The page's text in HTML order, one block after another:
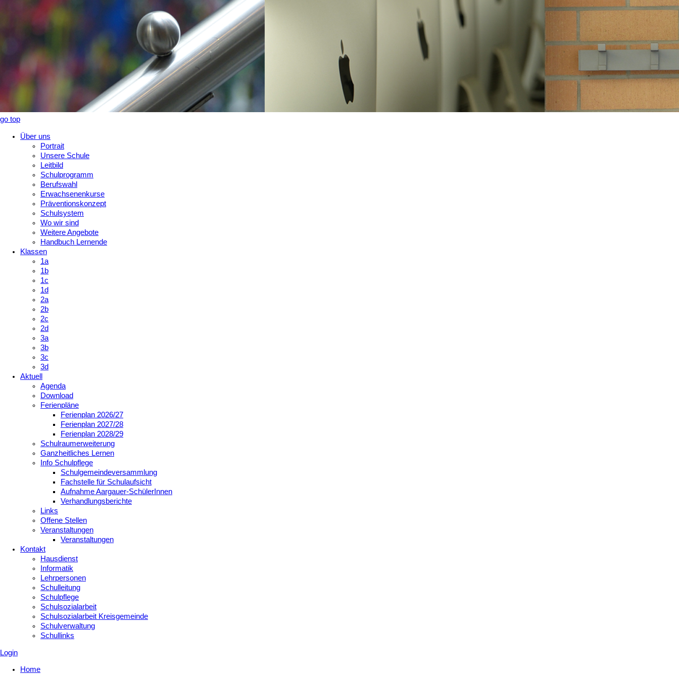
go top
Über uns
Portrait
Unsere Schule
Leitbild
Schulprogramm
Berufswahl
Erwachsenenkurse
Präventionskonzept
Schulsystem
Wo wir sind
Weitere Angebote
Handbuch Lernende
Klassen
1a
1b
1c
1d
2a
2b
2c
2d
3a
3b
3c
3d
Aktuell
Agenda
Download
Ferienpläne
Ferienplan 2026/27
Ferienplan 2027/28
Ferienplan 2028/29
Schulraumerweiterung
Ganzheitliches Lernen
Info Schulpflege
Schulgemeindeversammlung
Fachstelle für Schulaufsicht
Aufnahme Aargauer-SchülerInnen
Verhandlungsberichte
Links
Offene Stellen
Veranstaltungen
Veranstaltungen
Kontakt
Hausdienst
Informatik
Lehrpersonen
Schulleitung
Schulpflege
Schulsozialarbeit
Schulsozialarbeit Kreisgemeinde
Schulverwaltung
Schullinks
Login
Home